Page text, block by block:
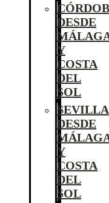
DESDE
Y
COSTA
DEL
SOL
SEVILLA
DESDE
Y
COSTA
DEL
SOL